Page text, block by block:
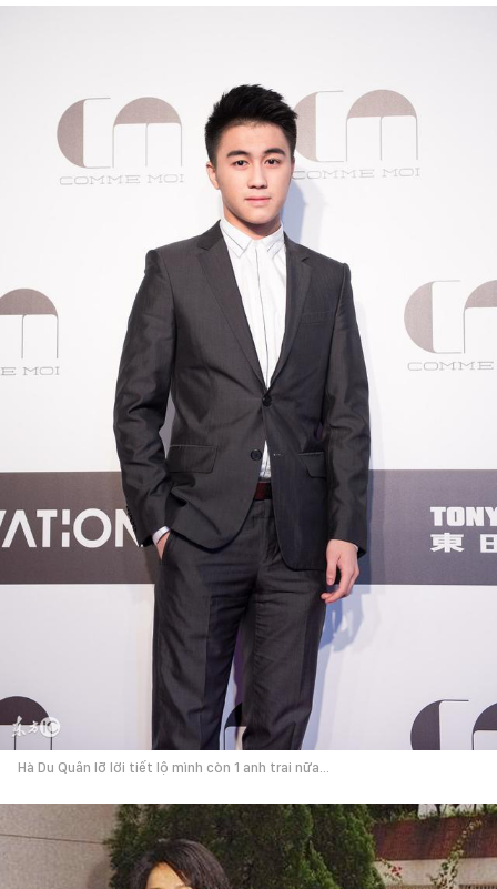
Hà Du Quân lỡ lời tiết lộ mình còn 1 anh trai nữa...